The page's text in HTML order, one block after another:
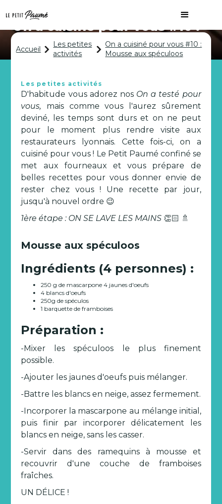
On a cuisiné pour vous #10 :
Mousse aux spéculoos
Accueil
Les petites
activités
On a cuisiné pour vous #10 :
Mousse aux spéculoos
Les petites activités
D'habitude vous adorez nos On a testé pour
vous, mais comme vous l'aurez sûrement
deviné, les temps sont durs et on ne peut
pour le moment plus rendre visite aux
restaurateurs lyonnais. Cette fois-ci, on a
cuisiné pour vous ! Le Petit Paumé confiné se
met aux fourneaux et vous prépare de
belles recettes pour vous donner envie de
rester chez vous ! Une recette par jour,
jusqu'à nouvel ordre 😉
1ère étape : ON SE LAVE LES MAINS 👏🏻 🚿
Mousse aux spéculoos
Ingrédients (4 personnes) :
250 g de mascarpone 4 jaunes d'oeufs
4 blancs d'oeufs
250g de spéculos
1 barquette de framboises
Préparation :
-Mixer les spéculoos le plus finement
possible.
-Ajouter les jaunes d'oeufs puis mélanger.
-Battre les blancs en neige, assez fermement.
-Incorporer la mascarpone au mélange initial,
puis finir par incorporer délicatement les
blancs en neige, sans les casser.
-Servir dans des ramequins à mousse et
recouvrir d'une couche de framboises
fraîches.
UN DÉLICE !